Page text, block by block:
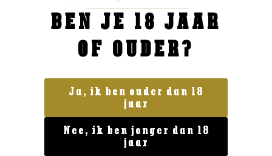
BEN JE 18 JAAR
OF OUDER?
Ja, ik ben ouder dan 18
jaar
Nee, ik ben jonger dan 18
jaar